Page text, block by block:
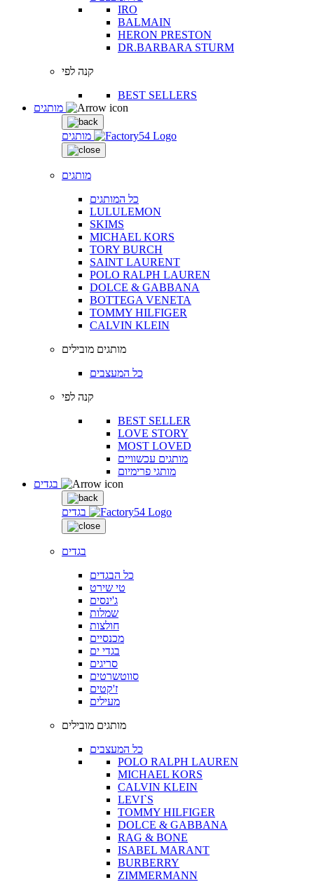
IRO
BALMAIN
HERON PRESTON
DR.BARBARA STURM
קנה לפי
BEST SELLERS
מותגים
מותגים
כל המותגים
LULULEMON
SKIMS
MICHAEL KORS
TORY BURCH
SAINT LAURENT
POLO RALPH LAUREN
DOLCE & GABBANA
BOTTEGA VENETA
TOMMY HILFIGER
CALVIN KLEIN
מותגים מובילים
כל המעצבים
קנה לפי
BEST SELLER
LOVE STORY
MOST LOVED
מותגים עכשוויים
מותגי פרימיום
בגדים
בגדים
כל הבגדים
טי שירט
ג'ינסים
שמלות
חולצות
מכנסיים
בגדי ים
סריגים
סווטשרטים
ז'קטים
מעילים
מותגים מובילים
כל המעצבים
POLO RALPH LAUREN
MICHAEL KORS
CALVIN KLEIN
LEVI`S
TOMMY HILFIGER
DOLCE & GABBANA
RAG & BONE
ISABEL MARANT
BURBERRY
ZIMMERMANN